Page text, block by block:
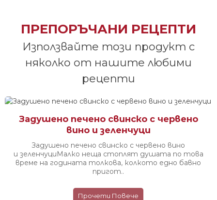
ПРЕПОРЪЧАНИ РЕЦЕПТИ
Използвайте този продукт с
няколко от нашите любими
рецепти
Задушено печено свинско с червено
вино и зеленчуци
Задушено печено свинско с червено вино
и зеленчуци ​​​​​​ Малко неща стоплят душата по това
време на годината толкова, колкото едно бавно
пригот..
Прочети Повече